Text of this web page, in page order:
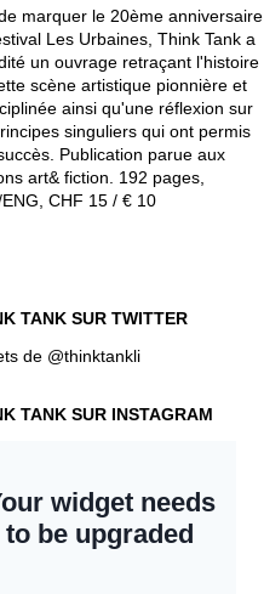
marquer le 20ème anniversaire
Les Urbaines, Think Tank a
un ouvrage retraçant l'histoire
scène artistique pionnière et
ainsi qu'une réflexion sur
singuliers qui ont permis
Publication parue aux
art& fiction. 192 pages,
ENG, CHF 15 / € 10
TANK SUR TWITTER
de @thinktankli
TANK SUR INSTAGRAM